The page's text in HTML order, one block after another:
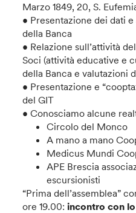
Marzo 1849, 20, S.
• Presentazione dei dati
della Banca
• Relazione sull’attività
Soci (attività educative e
della Banca e valutazioni
• Presentazione e
del GIT
• Conosciamo alcune
Circolo del Monco
A mano a mano
Medicus Mundi
APE Brescia
escursionisti
“Prima dell’assemblea”
ore 19.00:incontro con